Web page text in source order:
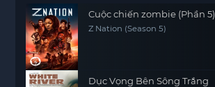
Cuộc chiến zombie (Phần 5)
Z Nation (Season 5)
Dục Vọng Bên Sông Trắng